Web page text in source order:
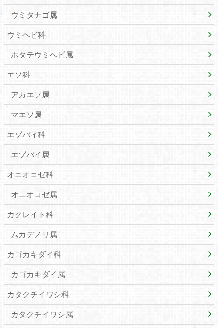
ウミタナゴ属
ウミヘビ科
ホタテウミヘビ属
エソ科
アカエソ属
マエソ属
エゾバイ科
エゾバイ属
オニオコゼ科
オニオコゼ属
カクレイト科
ムカデノリ属
カゴカキダイ科
カゴカキダイ属
カタクチイワシ科
カタクチイワシ属